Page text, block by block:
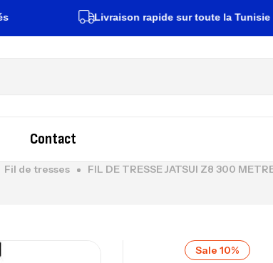
Livraison rapide sur toute la Tunisie
Contact
Fil de tresses FIL DE TRESSE JATSUI Z8 300
Sale 10%